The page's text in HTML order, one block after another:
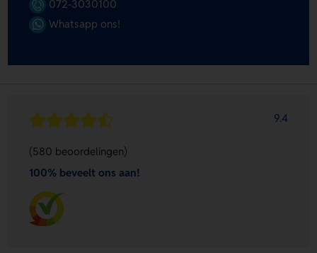
072-3030100
Whatsapp ons!
9.4
(580 beoordelingen)
100% beveelt ons aan!